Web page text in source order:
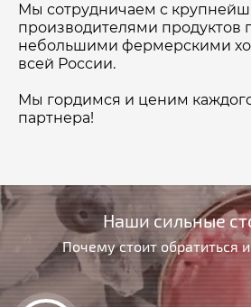
Мы сотрудничаем с
производителями продуктов
небольшими фермерскими
всей России.
Мы гордимся и ценим
партнера!
Наши сильные
Почему стоит обратиться